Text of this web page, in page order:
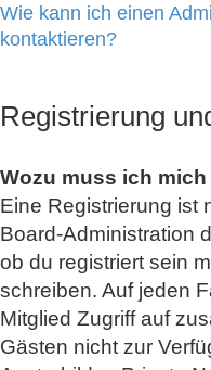
Wie kann ich einen
kontaktieren?
Registrierung
Wozu muss ich
Eine Registrierung ist
Board-Administration
ob du registriert sein
schreiben. Auf jeden
Mitglied Zugriff auf
Gästen nicht zur